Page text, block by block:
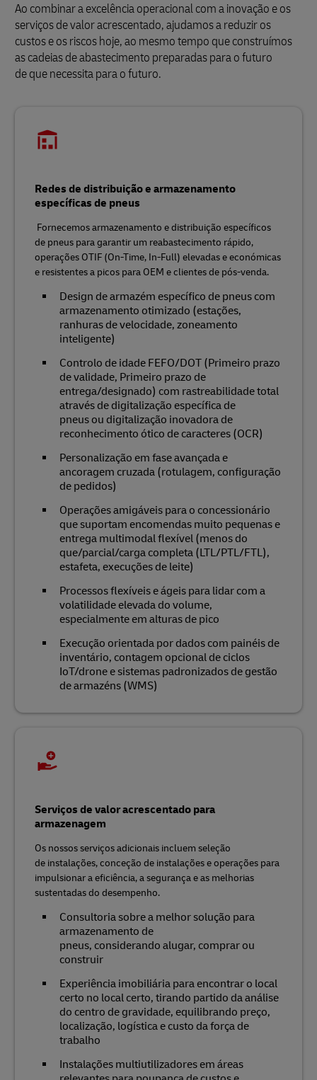
Ao combinar a excelência operacional com a inovação e os
serviços de valor acrescentado, ajudamos a reduzir os
custos e os riscos hoje, ao mesmo tempo que construímos
as cadeias de abastecimento preparadas para o futuro
de que necessita para o futuro.
Redes de distribuição e armazenamento
específicas de pneus
Fornecemos armazenamento e distribuição específicos
de pneus para garantir um reabastecimento rápido,
operações OTIF (On-Time, In-Full) elevadas e económicas
e resistentes a picos para OEM e clientes de pós-venda.
Design de armazém específico de pneus com
armazenamento otimizado (estações,
ranhuras de velocidade, zoneamento
inteligente)
Controlo de idade FEFO/DOT (Primeiro prazo
de validade, Primeiro prazo de
entrega/designado) com rastreabilidade total
através de digitalização específica de
pneus ou digitalização inovadora de
reconhecimento ótico de caracteres (OCR)
Personalização em fase avançada e
ancoragem cruzada (rotulagem, configuração
de pedidos)
Operações amigáveis para o concessionário
que suportam encomendas muito pequenas e
entrega multimodal flexível (menos do
que/parcial/carga completa (LTL/PTL/FTL),
estafeta, execuções de leite)
Processos flexíveis e ágeis para lidar com a
volatilidade elevada do volume,
especialmente em alturas de pico
Execução orientada por dados com painéis de
inventário, contagem opcional de ciclos
IoT/drone e sistemas padronizados de gestão
de armazéns (WMS)
Serviços de valor acrescentado para
armazenagem
Os nossos serviços adicionais incluem seleção
de instalações, conceção de instalações e operações para
impulsionar a eficiência, a segurança e as melhorias
sustentadas do desempenho.
Consultoria sobre a melhor solução para
armazenamento de
pneus, considerando alugar, comprar ou
construir
Experiência imobiliária para encontrar o local
certo no local certo, tirando partido da análise
do centro de gravidade, equilibrando preço,
localização, logística e custo da força de
trabalho
Instalações multiutilizadores em áreas